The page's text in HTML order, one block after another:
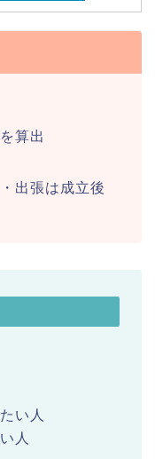
算出
出張は成立後
い人
人